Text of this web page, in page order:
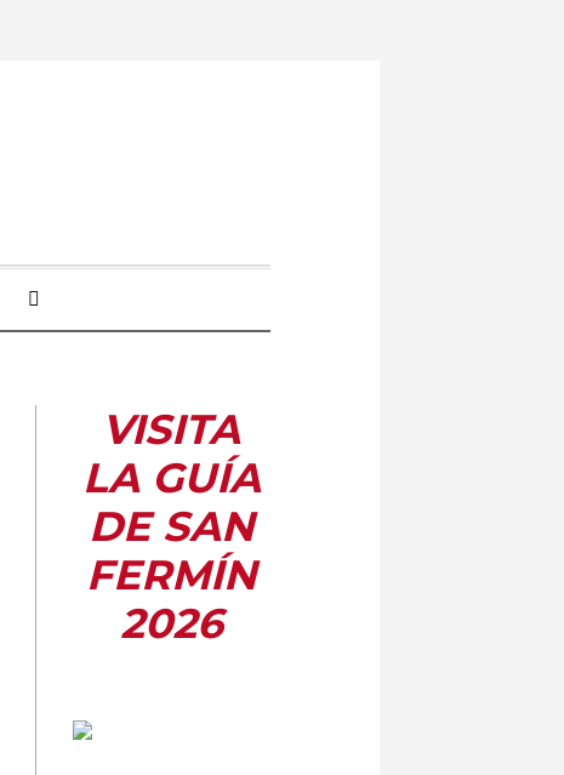
VISITA
LA GUÍA
DE SAN
FERMÍN
2026